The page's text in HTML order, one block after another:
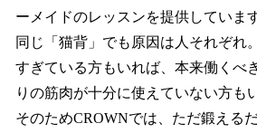
ーメイドのレッスンを提供しています
同じ「猫背」でも原因は人それぞれ
すぎている方もいれば、本来働くべ
りの筋肉が十分に使えていない方も
そのためCROWNでは、ただ鍛える